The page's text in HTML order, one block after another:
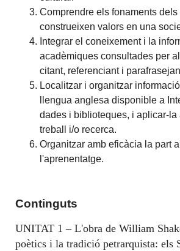
Comprendre els fonaments
construeixen valors en una
Integrar el coneixement i la
acadèmiques consultades per
citant, referenciant i
Localitzar i organitzar
llengua anglesa disponible a
dades i biblioteques, i aplicar-la
treball i/o recerca.
Organitzar amb eficàcia la part
l'aprenentatge.
Continguts
UNITAT 1 – L'obra de William
poètics i la tradició petrarquista: els